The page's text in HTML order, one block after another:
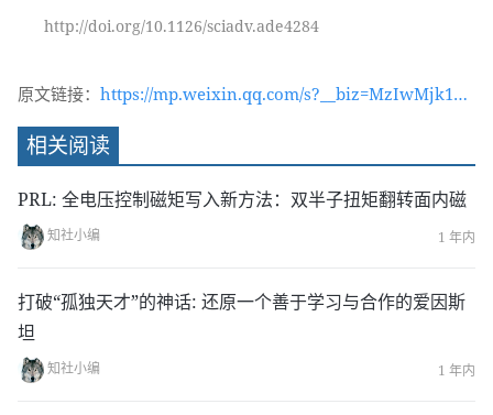
http://doi.org/10.1126/sciadv.ade4284
原文链接： https://mp.weixin.qq.com/s?__biz=MzIwMjk1OT
c2MA==&mid=2247534044&idx=1&sn=59988d16f
c55f1f448aa13fe8fb2973b&chksm=96d4bb23a1a
d27dddef20ecffd19443087&token=900797134&la
相关阅读
PRL: 全电压控制磁矩写入新方法：双半子扭矩翻转面内磁
知社小编 1 年内
打破“孤独天才”的神话: 还原一个善于学习与合作的爱因斯
坦
知社小编 1 年内